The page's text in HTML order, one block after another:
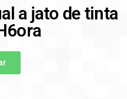
a jato de tinta